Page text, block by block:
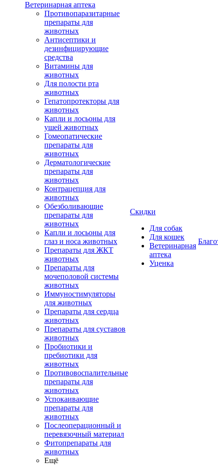
Ветеринарная аптека
Противопаразитарные
препараты для
животных
Антисептики и
дезинфицирующие
средства
Витамины для
животных
Для полости рта
животных
Гепатопротекторы для
животных
Капли и лосьоны для
ушей животных
Гомеопатические
препараты для
животных
Дерматологические
препараты для
животных
Контрацепция для
животных
Обезболивающие
препараты для
животных
Капли и лосьоны для
глаз и носа животных
Препараты для ЖКТ
животных
Препараты для
мочеполовой системы
животных
Иммуностимуляторы
для животных
Препараты для сердца
животных
Препараты для суставов
животных
Пробиотики и
пребиотики для
животных
Противовоспалительные
препараты для
животных
Успокаивающие
препараты для
животных
Послеоперационный и
перевязочный материал
Фитопрепараты для
животных
Ещё
Скидки
Для собак
Для кошек
Ветеринарная
аптека
Уценка